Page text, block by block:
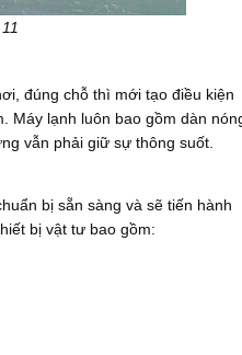
đúng chỗ thì mới tạo điều kiện
Máy lạnh luôn bao gồm dàn
vẫn phải giữ sự thông suốt.
bị sẵn sàng và sẽ tiến hành
bị vật tư bao gồm: